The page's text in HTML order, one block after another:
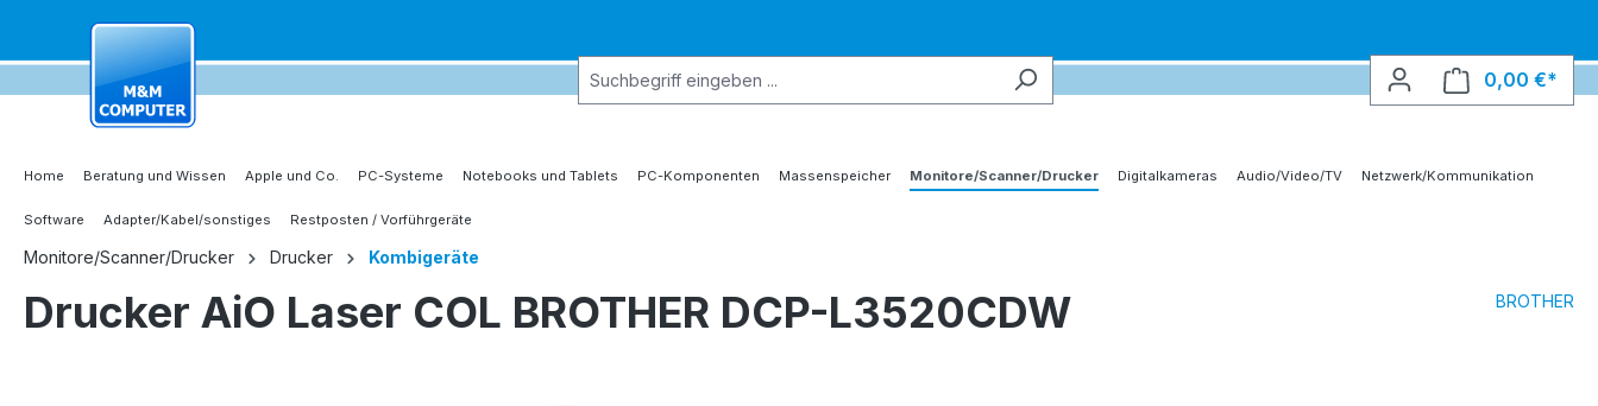
Zur Hauptnavigation springen
0,00 €*
Home Beratung und Wissen Apple und Co. PC-Systeme Notebooks und Tablets PC-Komponenten Massenspeicher Monitore/Scanner/Drucker Digitalkameras Audio/Video/TV Netzwerk/Kommunikation
Software Adapter/Kabel/sonstiges Restposten / Vorführgeräte
Monitore/Scanner/Drucker Drucker Kombigeräte
Drucker AiO Laser COL BROTHER DCP-L3520CDW BROTHER